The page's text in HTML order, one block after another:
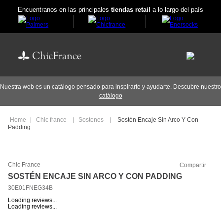
Encuentranos en las principales tiendas retail a lo largo del país
Nuestra web es un catálogo pensado para inspirarte y ayudarte. Descubre nuestro
catálogo
Chic france Sostenes
Sostén Encaje Sin Arco Y Con
Padding
Chic France Compartir
SOSTÉN ENCAJE SIN ARCO Y CON PADDING
30E01FNEG34B
Loading reviews...
Loading reviews...